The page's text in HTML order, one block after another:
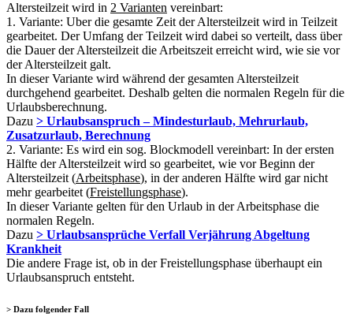
Altersteilzeit wird in 2 Varianten vereinbart:
1. Variante: Uber die gesamte Zeit der Altersteilzeit wird in Teilzeit
gearbeitet. Der Umfang der Teilzeit wird dabei so verteilt, dass über
die Dauer der Altersteilzeit die Arbeitszeit erreicht wird, wie sie vor
der Altersteilzeit galt.
In dieser Variante wird während der gesamten Altersteilzeit
durchgehend gearbeitet. Deshalb gelten die normalen Regeln für die
Urlaubsberechnung.
Dazu > Urlaubsanspruch – Mindesturlaub, Mehrurlaub,
Zusatzurlaub, Berechnung
2. Variante: Es wird ein sog. Blockmodell vereinbart: In der ersten
Hälfte der Altersteilzeit wird so gearbeitet, wie vor Beginn der
Altersteilzeit (Arbeitsphase), in der anderen Hälfte wird gar nicht
mehr gearbeitet (Freistellungsphase).
In dieser Variante gelten für den Urlaub in der Arbeitsphase die
normalen Regeln.
Dazu > Urlaubsansprüche Verfall Verjährung Abgeltung
Krankheit
Die andere Frage ist, ob in der Freistellungsphase überhaupt ein
Urlaubsanspruch entsteht.
> Dazu folgender Fall